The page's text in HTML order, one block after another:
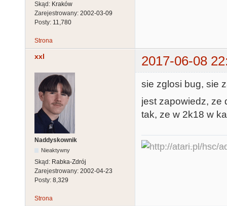
Skąd: Kraków
Zarejestrowany: 2002-03-09
Posty: 11,780
Strona
xxl 2017-06-08
Naddyskownik
Nieaktywny
Skąd: Rabka-Zdrój
Zarejestrowany: 2002-04-23
Posty: 8,329
sie zglosi bug, sie
jest zapowiedz, ze
tak, ze w 2k18 w
Strona